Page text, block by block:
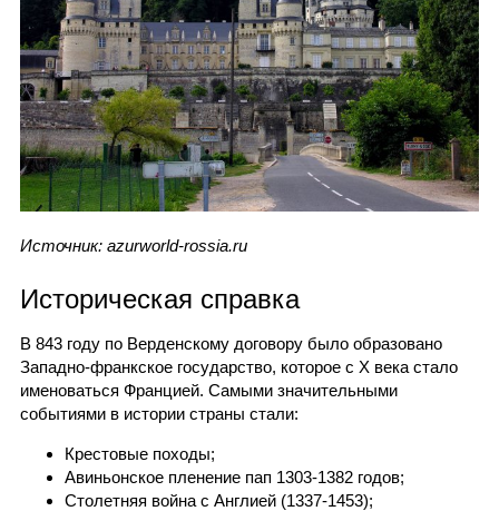
Источник: azurworld-rossia.ru
Историческая справка
В 843 году по Верденскому договору было образовано
Западно-франкское государство, которое с X века стало
именоваться Францией. Самыми значительными
событиями в истории страны стали:
Крестовые походы;
Авиньонское пленение пап 1303-1382 годов;
Столетняя война с Англией (1337-1453);